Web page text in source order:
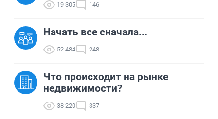
19 305 146
Начать все сначала...
52 484 248
Что происходит на рынке
недвижимости?
38 220 337